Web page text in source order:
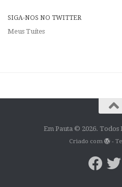
SIGA-NOS NO TWITTER
Meus Tuítes
Em Pauta © 2026. Todos
Criado com -